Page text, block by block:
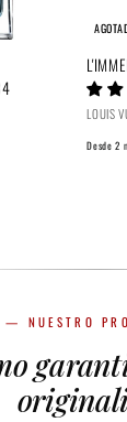
LOUIS
Desde 2
— NUESTRO